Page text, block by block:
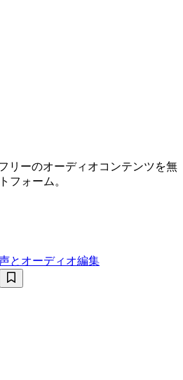
リーのオーディオコンテンツを無
フォーム。
とオーディオ編集